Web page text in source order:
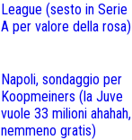
League (sesto in Serie
A per valore della rosa)
Napoli, sondaggio per
Koopmeiners (la Juve
vuole 33 milioni ahahah,
nemmeno gratis)